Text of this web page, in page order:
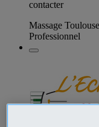
contacter
Massage
Professionnel